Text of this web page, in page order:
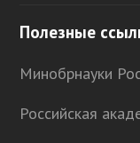
Полезные
Минобрнауки
Российская